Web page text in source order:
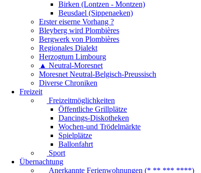
Birken (Lontzen - Montzen)
Beusdael (Sippenaeken)
Erster eiserne Vorhang ?
Bleyberg wird Plombières
Bergwerk von Plombières
Regionales Dialekt
Herzogtum Limbourg
▲ Neutral-Moresnet
Moresnet Neutral-Belgisch-Preussisch
Diverse Chroniken
Freizeit
Freizeitmöglichkeiten
Öffentliche Grillplätze
Dancings-Diskotheken
Wochen-und Trödelmärkte
Spielplätze
Ballonfahrt
Sport
Übernachtung
Anerkannte Ferienwohnungen (* ** *** ****)